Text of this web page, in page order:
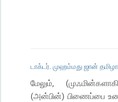
டாக்டர். முஹம்மது ஜான்
மேலும்,
(அன்பின்) பிணைப்பை